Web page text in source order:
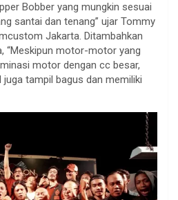
Bobber yang mungkin sesuai
santai dan tenang” ujar Tommy
Jakarta. Ditambahkan
“Meskipun motor-motor yang
motor dengan cc besar,
tampil bagus dan memiliki